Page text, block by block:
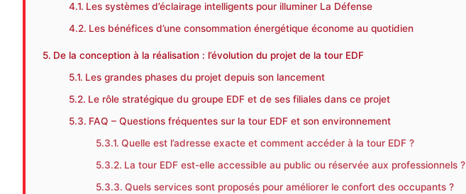
Les systèmes d’éclairage intelligents pour illuminer La Défense
Les bénéfices d’une consommation énergétique économe au quotidien
De la conception à la réalisation : l’évolution du projet de la tour EDF
Les grandes phases du projet depuis son lancement
Le rôle stratégique du groupe EDF et de ses filiales dans ce projet
FAQ – Questions fréquentes sur la tour EDF et son environnement
Quelle est l’adresse exacte et comment accéder à la tour EDF ?
La tour EDF est-elle accessible au public ou réservée aux professionnels ?
Quels services sont proposés pour améliorer le confort des occupants ?